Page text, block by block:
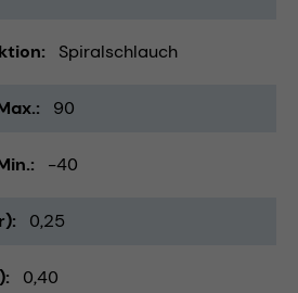
Spiralschlauch
90
-40
0,25
0,40